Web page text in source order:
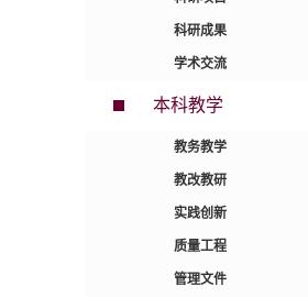
科研成果
学术交流
本科教学
教务教学
教改教研
实践创新
质量工程
管理文件